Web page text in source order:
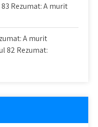
Rezumat: A murit
A murit
82 Rezumat: